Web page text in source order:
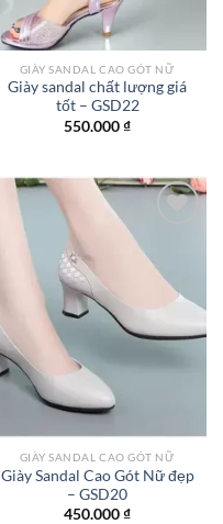
GIÀY SANDAL CAO GÓT NỮ
Giày sandal chất lượng giá
tốt – GSD22
550.000₫
Add to
wishlist
GIÀY SANDAL CAO GÓT NỮ
Giày Sandal Cao Gót Nữ đẹp
– GSD20
450.000₫